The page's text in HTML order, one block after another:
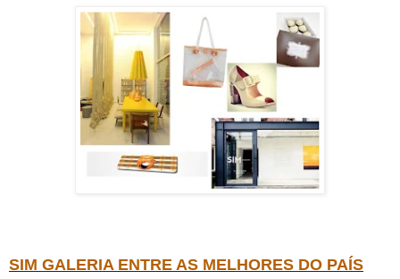
SIM GALERIA ENTRE AS MELHORES DO PAÍS